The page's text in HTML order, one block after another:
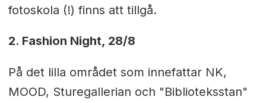
fotoskola (!) finns att tillgå.
2. Fashion Night, 28/8
På det lilla området som innefattar NK,
MOOD, Sturegallerian och "Biblioteksstan"